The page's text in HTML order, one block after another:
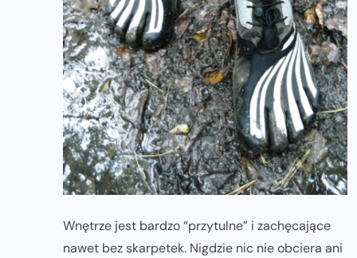
Wnętrze jest bardzo “przytulne” i zachęcające
nawet bez skarpetek. Nigdzie nic nie obciera ani